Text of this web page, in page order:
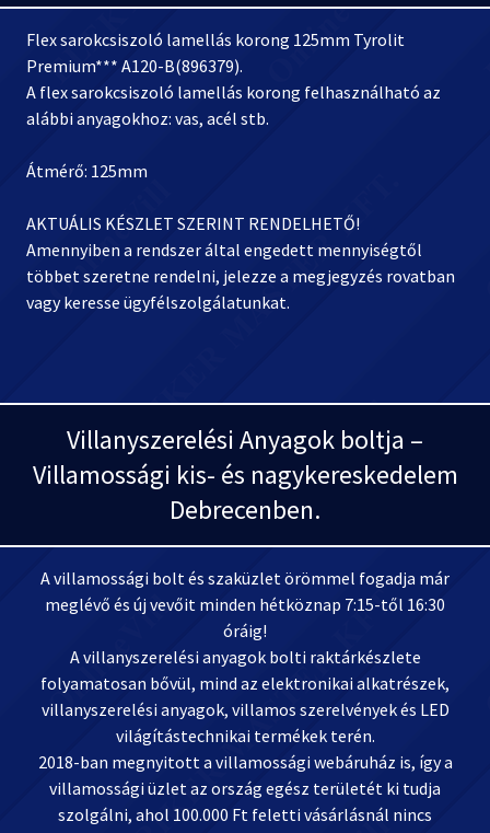
Flex sarokcsiszoló lamellás korong 125mm Tyrolit
Premium*** A120-B(896379).
A flex sarokcsiszoló lamellás korong felhasználható az
alábbi anyagokhoz: vas, acél stb.
Átmérő: 125mm
AKTUÁLIS KÉSZLET SZERINT RENDELHETŐ!
Amennyiben a rendszer által engedett mennyiségtől
többet szeretne rendelni, jelezze a megjegyzés rovatban
vagy keresse ügyfélszolgálatunkat.
Villanyszerelési Anyagok boltja –
Villamossági kis- és nagykereskedelem
Debrecenben.
A villamossági bolt és szaküzlet örömmel fogadja már
meglévő és új vevőit minden hétköznap 7:15-től 16:30
óráig!
A villanyszerelési anyagok bolti raktárkészlete
folyamatosan bővül, mind az elektronikai alkatrészek,
villanyszerelési anyagok, villamos szerelvények és LED
világítástechnikai termékek terén.
2018-ban megnyitott a villamossági webáruház is, így a
villamossági üzlet az ország egész területét ki tudja
szolgálni, ahol 100.000 Ft feletti vásárlásnál nincs